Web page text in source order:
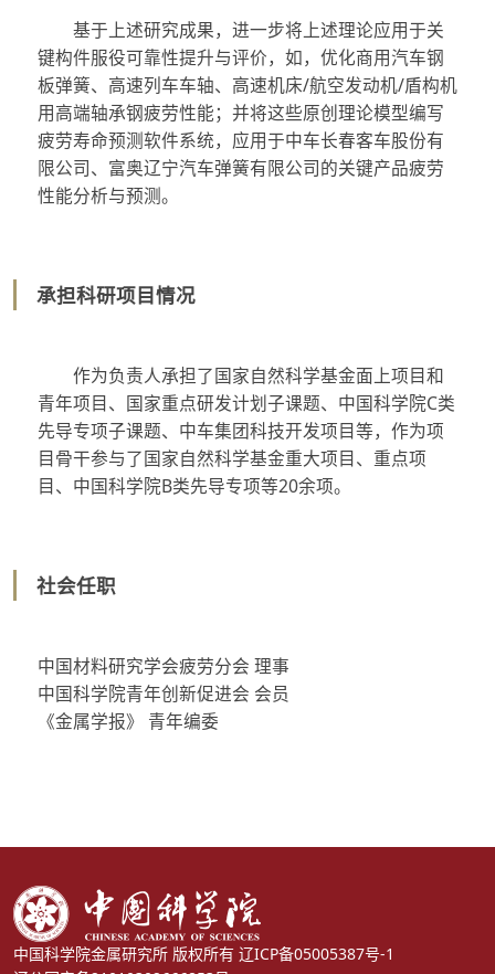
基于上述研究成果，进一步将上述理论应用于关
键构件服役可靠性提升与评价，如，优化商用汽车钢
板弹簧、高速列车车轴、高速机床/航空发动机/盾构机
用高端轴承钢疲劳性能；并将这些原创理论模型编写
疲劳寿命预测软件系统，应用于中车长春客车股份有
限公司、富奥辽宁汽车弹簧有限公司的关键产品疲劳
性能分析与预测。
承担科研项目情况
作为负责人承担了国家自然科学基金面上项目和
青年项目、国家重点研发计划子课题、中国科学院C类
先导专项子课题、中车集团科技开发项目等，作为项
目骨干参与了国家自然科学基金重大项目、重点项
目、中国科学院B类先导专项等20余项。
社会任职
中国材料研究学会疲劳分会 理事
中国科学院青年创新促进会 会员
《金属学报》 青年编委
中国科学院金属研究所 版权所有 辽ICP备05005387号-1